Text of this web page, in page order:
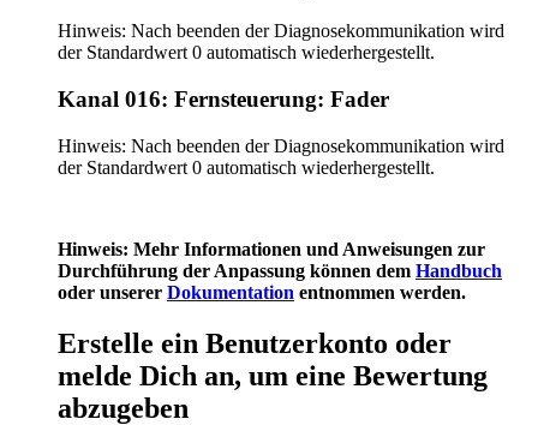
Hinweis: Nach beenden der Diagnosekommunikation wird
der Standardwert 0 automatisch wiederhergestellt.
Kanal 016: Fernsteuerung: Fader
Hinweis: Nach beenden der Diagnosekommunikation wird
der Standardwert 0 automatisch wiederhergestellt.
Hinweis: Mehr Informationen und Anweisungen zur
Durchführung der Anpassung können dem Handbuch
oder unserer Dokumentation entnommen werden.
Erstelle ein Benutzerkonto oder
melde Dich an, um eine Bewertung
abzugeben